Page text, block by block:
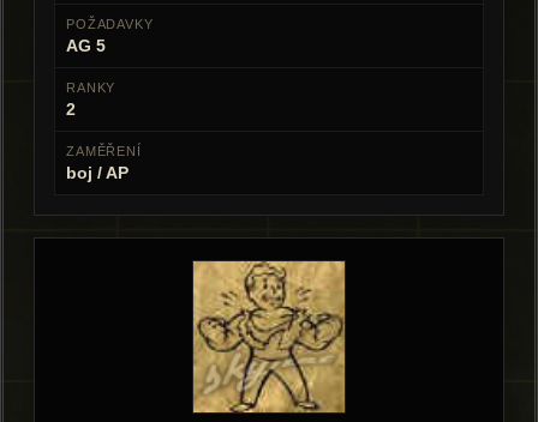
POŽADAVKY
AG 5
RANKY
2
ZAMĚŘENÍ
boj / AP